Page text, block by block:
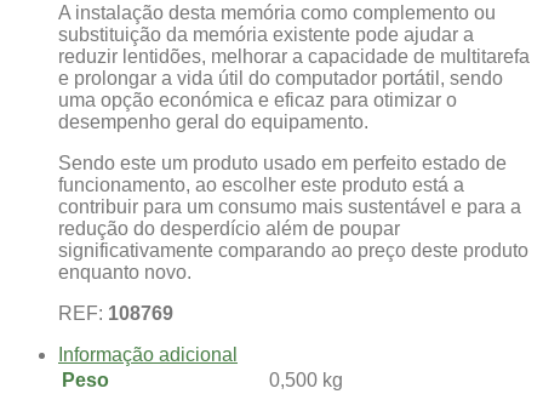
A instalação desta memória como complemento ou
substituição da memória existente pode ajudar a
reduzir lentidões, melhorar a capacidade de multitarefa
e prolongar a vida útil do computador portátil, sendo
uma opção económica e eficaz para otimizar o
desempenho geral do equipamento.
Sendo este um produto usado em perfeito estado de
funcionamento, ao escolher este produto está a
contribuir para um consumo mais sustentável e para a
redução do desperdício além de poupar
significativamente comparando ao preço deste produto
enquanto novo.
REF: 108769
Informação adicional
Peso
0,500 kg